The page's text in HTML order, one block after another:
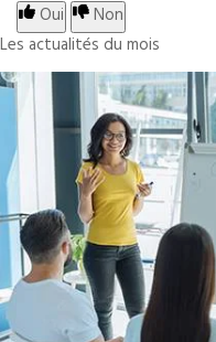
Oui
Non
Les actualités du mois